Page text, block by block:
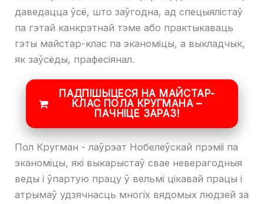
даведацца ўсё, што заўгодна, ад спецыялістаў
па гэтай канкрэтнай тэме або практыкаваць
гэты майстар-клас па эканоміцы, а выкладчык,
як заўсёды, прафесіянал.
ПАДПІШЫЦЕСЯ НА МАЙСТАР-
КЛАС ПОЛА КРУГМАНА –
ПАЧНІЦЕ ЗАРАЗ!
Пол Кругман - лаўрэат Нобелеўскай прэміі па
эканоміцы, які выкарыстаў свае неверагодныя
веды і ўпартую працу ў вельмі цікавай працы і
атрымаў удзячнасць многіх вядомых людзей за